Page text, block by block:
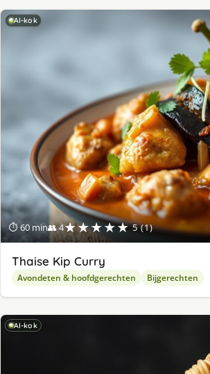
AI-kok
⏱ 60 min👥 4★★★★★ 5 (1)
Thaise Kip Curry
Avondeten & hoofdgerechten Bijgerechten
AI-kok